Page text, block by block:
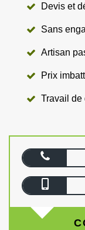
Devis et
Sans
Artisan
Prix
Travail de